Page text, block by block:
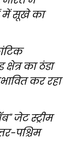
में सूखे का
का ठंडा
कर रहा
जेट स्ट्रीम
पश्चिम